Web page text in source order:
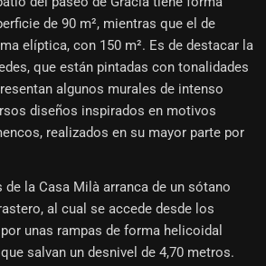
de 90 m², mientras que el de
elíptica, con 150 m². Es de destacar la
que están pintadas con tonalidades
algunos murales de intenso
diseños inspirados en motivos
realizados en su mayor parte por
la Casa Milà arranca de un sótano
al cual se accede desde los
unas rampas de forma helicoidal
salvan un desnivel de 4,70 metros.